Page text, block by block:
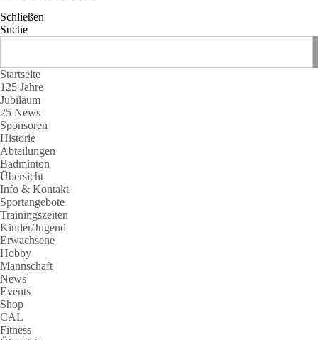
Schließen
Suche
Startseite
125 Jahre
Jubiläum
25 News
Sponsoren
Historie
Abteilungen
Badminton
Übersicht
Info & Kontakt
Sportangebote
Trainingszeiten
Kinder/Jugend
Erwachsene
Hobby
Mannschaft
News
Events
Shop
CAL
Fitness